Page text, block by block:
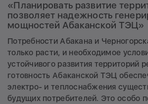
«Планировать развитие
позволяет надежность
мощностей Абаканской ТЭЦ»
Потребности Абакана и
только расти, и необходимое
устойчивого развития территорий
готовность Абаканской ТЭЦ
электро- и теплоснабжения
будущих потребителей. Это особо